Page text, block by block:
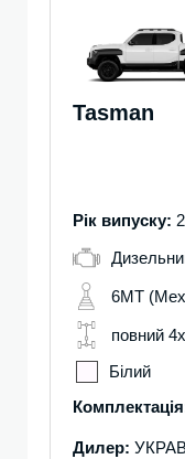
Tasman
Рік випуску:
6MT
повний
Білий
Дилер: